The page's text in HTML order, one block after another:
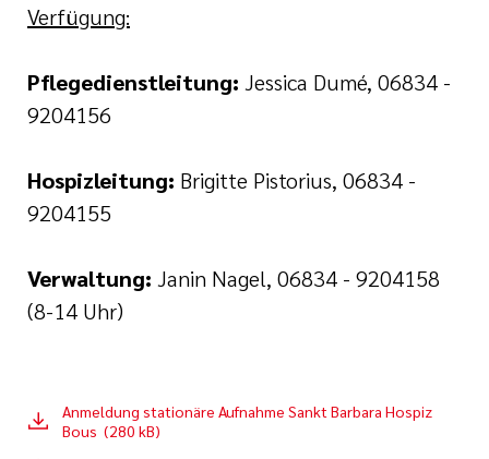
Verfügung:
Pflegedienstleitung: Jessica Dumé, 06834 -
9204156
Hospizleitung: Brigitte Pistorius, 06834 -
9204155
Verwaltung: Janin Nagel, 06834 - 9204158
(8-14 Uhr)
Anmeldung stationäre Aufnahme Sankt Barbara Hospiz
Bous (280 kB)